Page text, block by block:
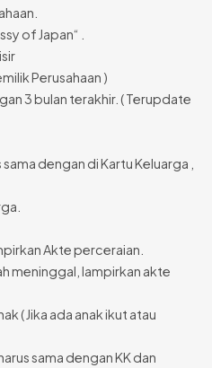
of Japan“ .
Perusahaan )
3 bulan terakhir. ( Terupdate
dengan di Kartu Keluarga ,
Akte perceraian.
meninggal, lampirkan akte
( Jika ada anak ikut atau
sama dengan KK dan